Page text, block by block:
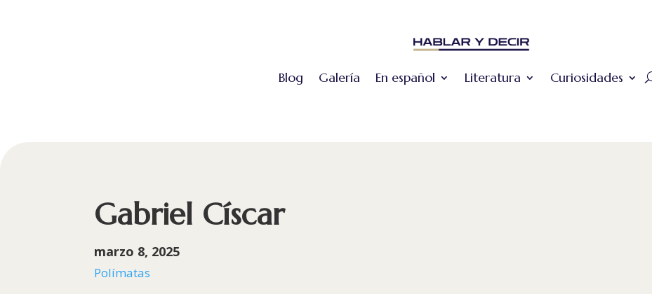
Blog Galería En español Literatura Curiosidades
Gabriel Císcar
marzo 8, 2025
Polímatas